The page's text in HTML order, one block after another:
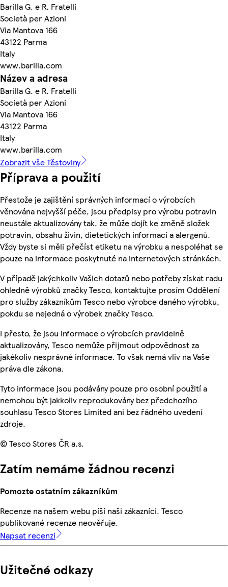
Barilla G. e R. Fratelli
Società per Azioni
Via Mantova 166
43122 Parma
Italy
www.barilla.com
Název a adresa
Barilla G. e R. Fratelli
Società per Azioni
Via Mantova 166
43122 Parma
Italy
www.barilla.com
Zobrazit vše Těstoviny
Příprava a použití
Přestože je zajištění správných informací o výrobcích
věnována nejvyšší péče, jsou předpisy pro výrobu potravin
neustále aktualizovány tak, že může dojít ke změně složek
potravin, obsahu živin, dietetických informací a alergenů.
Vždy byste si měli přečíst etiketu na výrobku a nespoléhat se
pouze na informace poskytnuté na internetových stránkách.
V případě jakýchkoliv Vašich dotazů nebo potřeby získat radu
ohledně výrobků značky Tesco, kontaktujte prosím Oddělení
pro služby zákazníkům Tesco nebo výrobce daného výrobku,
pokdu se nejedná o výrobek značky Tesco.
I přesto, že jsou informace o výrobcích pravidelně
aktualizovány, Tesco nemůže přijmout odpovědnost za
jakékoliv nesprávné informace. To však nemá vliv na Vaše
práva dle zákona.
Tyto informace jsou podávány pouze pro osobní použití a
nemohou být jakkoliv reprodukovány bez předchozího
souhlasu Tesco Stores Limited ani bez řádného uvedení
zdroje.
© Tesco Stores ČR a.s.
Zatím nemáme žádnou recenzi
Pomozte ostatním zákazníkům
Recenze na našem webu píší naši zákazníci. Tesco
publikované recenze neověřuje.
Napsat recenzi
Užitečné odkazy